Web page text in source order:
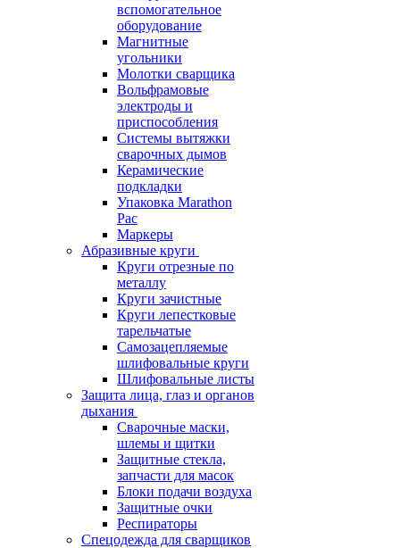
вспомогательное
оборудование
Магнитные
угольники
Молотки сварщика
Вольфрамовые
электроды и
приспособления
Системы вытяжки
сварочных дымов
Керамические
подкладки
Упаковка Marathon
Pac
Маркеры
Абразивные круги
Круги отрезные по
металлу
Круги зачистные
Круги лепестковые
тарельчатые
Самозацепляемые
шлифовальные круги
Шлифовальные листы
Защита лица, глаз и органов
дыхания
Сварочные маски,
шлемы и щитки
Защитные стекла,
запчасти для масок
Блоки подачи воздуха
Защитные очки
Респираторы
Спецодежда для сварщиков